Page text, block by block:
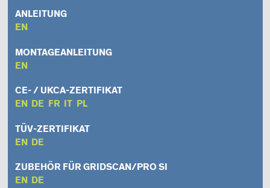
ANLEITUNG
EN
MONTAGEANLEITUNG
EN
CE- / UKCA-ZERTIFIKAT
EN DE FR IT PL
TÜV-ZERTIFIKAT
EN DE
ZUBEHÖR FÜR GRIDSCAN/PRO SI
EN DE